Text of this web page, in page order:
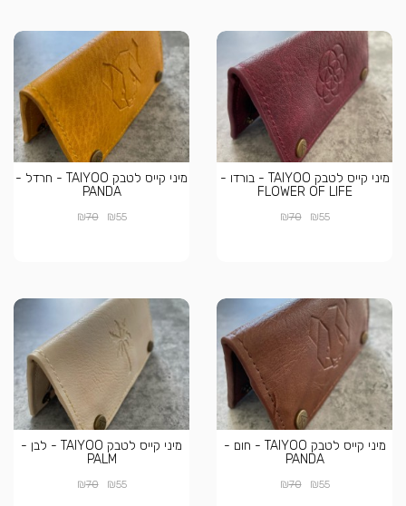
מיני קייס לטבק TAIYOO - בורדו -
FLOWER OF LIFE
₪55
₪70
מיני קייס לטבק TAIYOO - חרדל -
PANDA
₪55
₪70
מיני קייס לטבק TAIYOO - חום -
PANDA
₪55
₪70
מיני קייס לטבק TAIYOO - לבן -
PALM
₪55
₪70